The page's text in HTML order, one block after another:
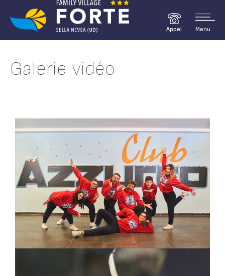
Menu
Appel
Galerie vidéo